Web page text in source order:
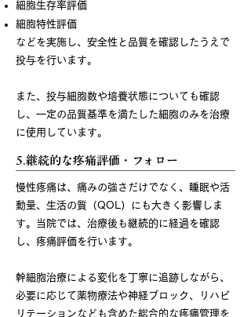
細胞生存率評価
細胞特性評価
などを実施し、安全性と品質を確認したうえで
投与を行います。
​ また、投与細胞数や培養状態についても確認
し、一定の品質基準を満たした細胞のみを治療
に使用しています。
5.継続的な疼痛評価・フォロー
慢性疼痛は、痛みの強さだけでなく、睡眠や活
動量、生活の質（QOL）にも大きく影響しま
す。当院では、治療後も継続的に経過を確認
し、疼痛評価を行います。
幹細胞治療による変化を丁寧に追跡しながら、
必要に応じて薬物療法や神経ブロック、リハビ
リテーションなども含めた総合的な疼痛管理を